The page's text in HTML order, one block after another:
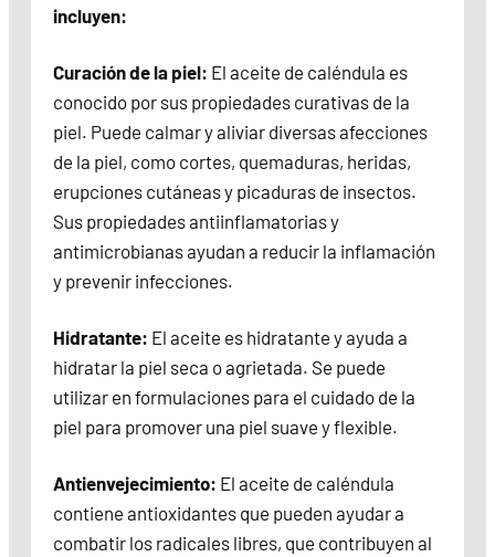
incluyen:
Curación de la piel: El aceite de caléndula es
conocido por sus propiedades curativas de la
piel. Puede calmar y aliviar diversas afecciones
de la piel, como cortes, quemaduras, heridas,
erupciones cutáneas y picaduras de insectos.
Sus propiedades antiinflamatorias y
antimicrobianas ayudan a reducir la inflamación
y prevenir infecciones.
Hidratante: El aceite es hidratante y ayuda a
hidratar la piel seca o agrietada. Se puede
utilizar en formulaciones para el cuidado de la
piel para promover una piel suave y flexible.
Antienvejecimiento: El aceite de caléndula
contiene antioxidantes que pueden ayudar a
combatir los radicales libres, que contribuyen al